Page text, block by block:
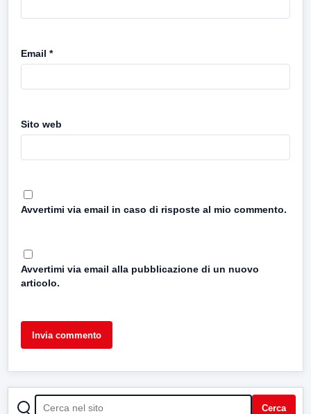
Email *
Sito web
Avvertimi via email in caso di risposte al mio commento.
Avvertimi via email alla pubblicazione di un nuovo
articolo.
CERCA Cerca